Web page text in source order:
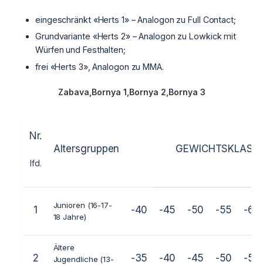
eingeschränkt «Herts 1» – Analogon zu Full Contact;
Grundvariante «Herts 2» – Analogon zu Lowkick mit
Würfen und Festhalten;
frei «Herts 3», Analogon zu MMA.
Zabava, Bornya 1, Bornya 2, Bornya 3
Nr.
lfd.
Altersgruppen
1
Junioren (16-17-
18 Jahre)
-40 -45 -50 -55 -60
2
Ältere
Jugendliche (13-
-35 -40 -45 -50 -50